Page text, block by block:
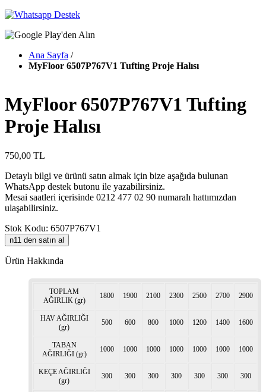
Ana Sayfa /
MyFloor 6507P767V1 Tufting Proje Halısı
MyFloor 6507P767V1 Tufting
Proje Halısı
750,00 TL
Detaylı bilgi ve ürünü satın almak için bize aşağıda bulunan
WhatsApp destek butonu ile yazabilirsiniz.
Mesai saatleri içerisinde 0212 477 02 90 numaralı hattımızdan
ulaşabilirsiniz.
Stok Kodu: 6507P767V1
n11 den satın al
Ürün Hakkında
TOPLAM
AĞIRLIK (gr)
1800 1900 2100 2300 2500 2700 2900
HAV AĞIRLIĞI
(gr)
500 600 800 1000 1200 1400 1600
TABAN
AĞIRLIĞI (gr)
1000 1000 1000 1000 1000 1000 1000
KEÇE AĞIRLIĞI
(gr)
300 300 300 300 300 300 300